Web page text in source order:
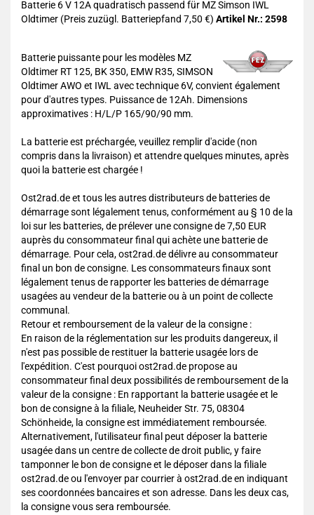
Batterie 6 V 12A quadratisch passend für MZ Simson IWL
Oldtimer (Preis zuzügl. Batteriepfand 7,50 €) Artikel Nr.: 2598
Batterie puissante pour les modèles MZ
Oldtimer RT 125, BK 350, EMW R35, SIMSON
Oldtimer AWO et IWL avec technique 6V, convient également
pour d'autres types. Puissance de 12Ah. Dimensions
approximatives : H/L/P 165/90/90 mm.
La batterie est préchargée, veuillez remplir d'acide (non
compris dans la livraison) et attendre quelques minutes, après
quoi la batterie est chargée !
Ost2rad.de et tous les autres distributeurs de batteries de
démarrage sont légalement tenus, conformément au § 10 de la
loi sur les batteries, de prélever une consigne de 7,50 EUR
auprès du consommateur final qui achète une batterie de
démarrage. Pour cela, ost2rad.de délivre au consommateur
final un bon de consigne. Les consommateurs finaux sont
légalement tenus de rapporter les batteries de démarrage
usagées au vendeur de la batterie ou à un point de collecte
communal.
Retour et remboursement de la valeur de la consigne :
En raison de la réglementation sur les produits dangereux, il
n'est pas possible de restituer la batterie usagée lors de
l'expédition. C'est pourquoi ost2rad.de propose au
consommateur final deux possibilités de remboursement de la
valeur de la consigne : En rapportant la batterie usagée et le
bon de consigne à la filiale, Neuheider Str. 75, 08304
Schönheide, la consigne est immédiatement remboursée.
Alternativement, l'utilisateur final peut déposer la batterie
usagée dans un centre de collecte de droit public, y faire
tamponner le bon de consigne et le déposer dans la filiale
ost2rad.de ou l'envoyer par courrier à ost2rad.de en indiquant
ses coordonnées bancaires et son adresse. Dans les deux cas,
la consigne vous sera remboursée.